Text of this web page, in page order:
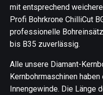
mit entsprechend
Profi Bohrkrone ChilliCut
professionelle
bis B35 zuverlässig.
Alle unsere Diamant-
Kernbohrmaschinen
Innengewinde. Die Länge